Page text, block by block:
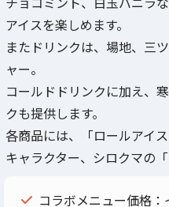
アイスを楽しめます。
またドリンクは、場地、三
ャー。
コールドドリンクに加え、
クも提供します。
各商品には、「ロールアイ
キャラクター、シロクマの
コラボメニュー価格